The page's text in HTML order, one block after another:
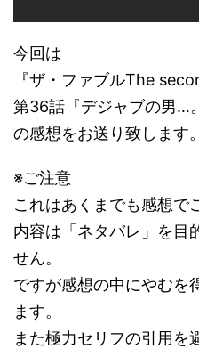
今回は
『ザ・ファブルThe
第36話『デジャブの男…
の感想をお送り致します。
※ご注意
これはあくまでも感想で
内容は「ネタバレ」を目
せん。
ですが感想の中にやむを
ます。
また極力セリフの引用を